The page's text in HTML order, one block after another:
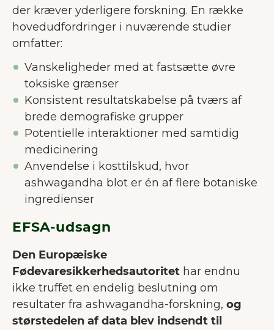
der kræver yderligere forskning. En række
hovedudfordringer i nuværende studier
omfatter:
Vanskeligheder med at fastsætte øvre
toksiske grænser
Konsistent resultatskabelse på tværs af
brede demografiske grupper
Potentielle interaktioner med samtidig
medicinering
Anvendelse i kosttilskud, hvor
ashwagandha blot er én af flere botaniske
ingredienser
EFSA-udsagn
Den Europæiske
Fødevaresikkerhedsautoritet har endnu
ikke truffet en endelig beslutning om
resultater fra ashwagandha-forskning, og
størstedelen af data blev indsendt til